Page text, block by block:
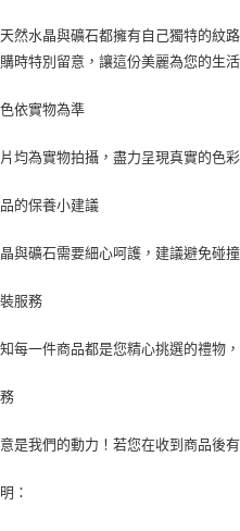
然水晶與礦石都擁有自己獨特的紋
時特別留意，讓這份美麗為您的生
依實物為準
均為實物拍攝，盡力呈現真實的色
的保養小建議
與礦石需要細心呵護，建議避免碰
服務
每一件商品都是您精心挑選的禮物
是我們的動力！若您在收到商品後
：